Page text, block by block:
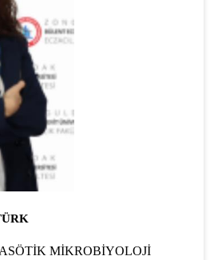
MİKROBİYOLOJİ